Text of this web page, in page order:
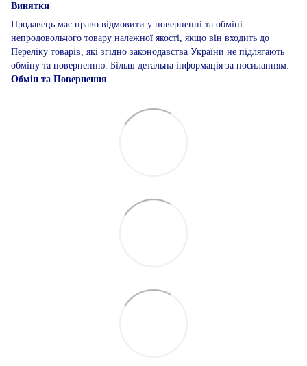
Винятки
Продавець має право відмовити у поверненні та обміні
непродовольчого товару належної якості, якщо він входить до
Переліку товарів, які згідно законодавства України не підлягають
обміну та поверненню. Більш детальна інформація за посиланням:
Обмін та Повернення